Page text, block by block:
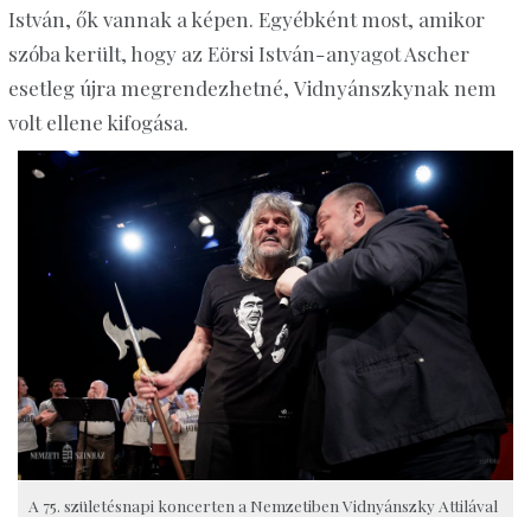
István, ők vannak a képen. Egyébként most, amikor
szóba került, hogy az Eörsi István-anyagot Ascher
esetleg újra megrendezhetné, Vidnyánszkynak nem
volt ellene kifogása.
A 75. születésnapi koncerten a Nemzetiben Vidnyánszky Attilával